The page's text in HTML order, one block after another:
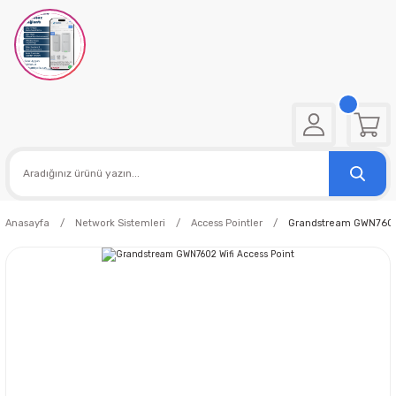
Anasayfa Network Sistemleri Access Pointler Grandstream